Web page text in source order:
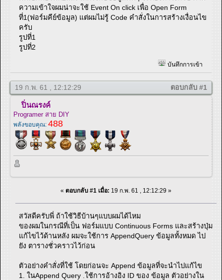
ความเข้าใจผมน่าจะใช้ Event On click เพื่อ Open Form
ที่1(ฟอร์มคีย์ข้อมูล) แต่ผมไม่รู้ Code คำสั่งในการสร้างเงื่อนไข
ครับ
รูปที่1
รูปที่2
บันทึกการเข้า
19 ก.พ. 61 , 12:12:29 ตอบกลับ #1
ปิ่นณรงค์
Programer สาย DIY
พลังขอบคุณ: 488
« ตอบกลับ #1 เมื่อ: 19 ก.พ. 61 , 12:12:29 »
สวัสดีครับพี่ ถ้าใช้วิธีบ้านๆแบบผมได้ไหม
ของผมในกรณีที่เป็น ฟอร์มแบบ Continuous Forms และสร้างปุ่ม
แก้ไขไว้ด้านหลัง ผมจะใช้การ AppendQuery ข้อมูลทั้งหมด ไป
ยัง ตารางชั่วคราวไว้ก่อน
ตัวอย่างคำสั่งที่ใช้ โดยก่อนจะ Append ข้อมูลที่จะนำไปแก้ไข
1. ในAppend Query .ใช้การอ้างอิง ID ของ ข้อมูล ตัวอย่างใน